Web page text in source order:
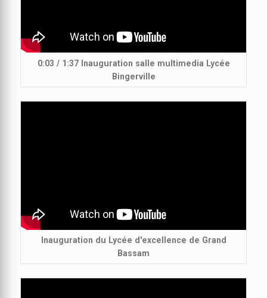
0:03 / 1:37 Inauguration salle multimedia Lycée
Bingerville
Inauguration du Lycée d'excellence de Grand
Bassam